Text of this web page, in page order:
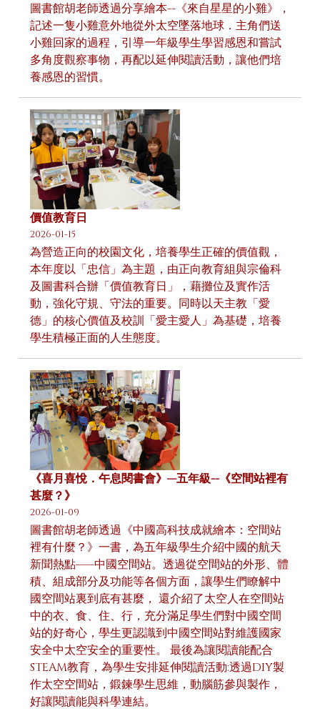
圖書館胡老師透過分享繪本--《來自星星的小雞》，
記述一隻小雞意外地從外太空墜落地球．主角們送
小雞回家的過程，引導一年級學生學習感恩和嘗試
多角度觀察事物，再配以延伸閱讀活動，讓他們培
養感恩的習慣。
價值教育日
2026-01-15
為營造正向的校園文化，培養學生正確的價值觀，
本年度以「忠信」為主題，由正向教育組與宗倫科
及圖書科合辦「價值教育日」，藉攤位及實作活
動，強化守規、守法的重要。同時以天主教「愛
德」的核心價值及校訓「愛主愛人」為基礎，培養
學生積極正面的人生態度。
《喜月喜悅．午息閱書會》—五年級--《空間站裡有
甚麼？》
2026-01-09
圖書館胡老師透過《中國高科技成就繪本：空間站
裡有什麼？》一書，為五年級學生介紹中國的航天
新聞熱點——中國空間站。透過從空間站的外形、體
積、組成部分及功能等各個方面，讓學生們瞭解中
國空間站裏到底有甚麼， 還介紹了太空人在空間站
中的衣、食、住、行，充分滿足學生們對中國空間
站的好奇心，學生更認識到中國空間站對維護國家
安全中太空安全的重要性。 最後為讓閱讀能配合
STEAM教育，為學生安排延伸閱讀活動:透過DIY製
作太空空間站，鍛鍊學生思維，動腦筋參與製作，
好讓閱讀能與科學連結。